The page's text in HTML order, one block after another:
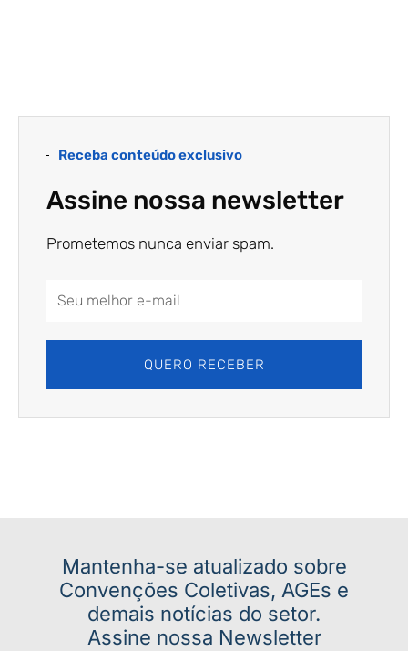
Receba conteúdo exclusivo
Assine nossa newsletter
Prometemos nunca enviar spam.
Email
QUERO RECEBER
Mantenha-se atualizado sobre
Convenções Coletivas, AGEs e
demais notícias do setor.
Assine nossa Newsletter